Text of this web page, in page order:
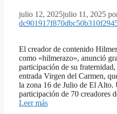
julio 12, 2025julio 11, 2025
El creador de contenido
como «hilmerazo», anunció
participación de su
entrada Virgen del Carmen,
la zona 16 de Julio de El Alto.
participación de 70 creadores
Leer más